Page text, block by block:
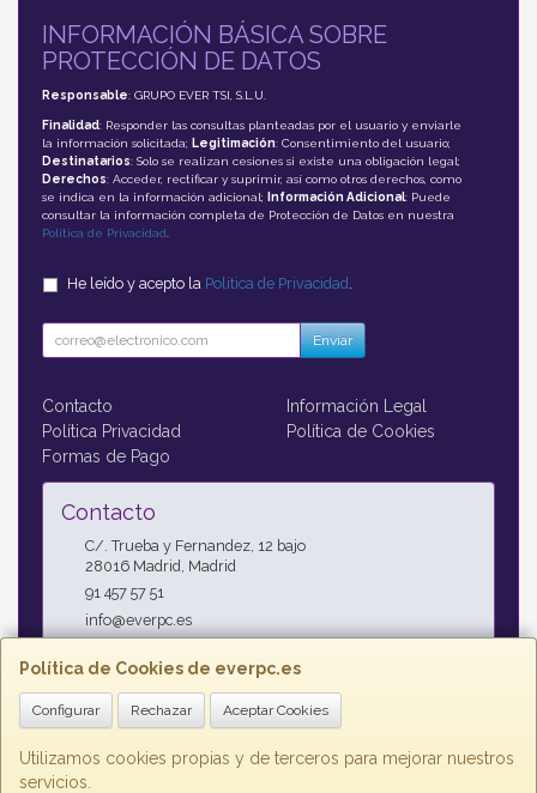
Política de Cookies de everpc.es
Configurar Rechazar Aceptar Cookies
Utilizamos cookies propias y de terceros para mejorar nuestros
servicios.
INFORMACIÓN BÁSICA SOBRE
PROTECCIÓN DE DATOS
Responsable: GRUPO EVER TSI, S.L.U.
Finalidad: Responder las consultas planteadas por el usuario y enviarle
la información solicitada; Legitimación: Consentimiento del usuario;
Destinatarios: Solo se realizan cesiones si existe una obligación legal;
Derechos: Acceder, rectificar y suprimir, así como otros derechos, como
se indica en la información adicional;
Información Adicional: Puede
consultar la información completa de Protección de Datos en nuestra
Política de Privacidad
He leído y acepto la Política de Privacidad
Enviar
Contacto
Información Legal
Política Privacidad
Política de Cookies
Formas de Pago
Contacto
C/. Trueba y Fernandez, 12 bajo
28016 Madrid Madrid
91 457 57 51
info@everpc.es
Horario
Horario continuo : Lunes a Jueves 09:00h - 19:00h, Viernes
09:00h - 14:00h